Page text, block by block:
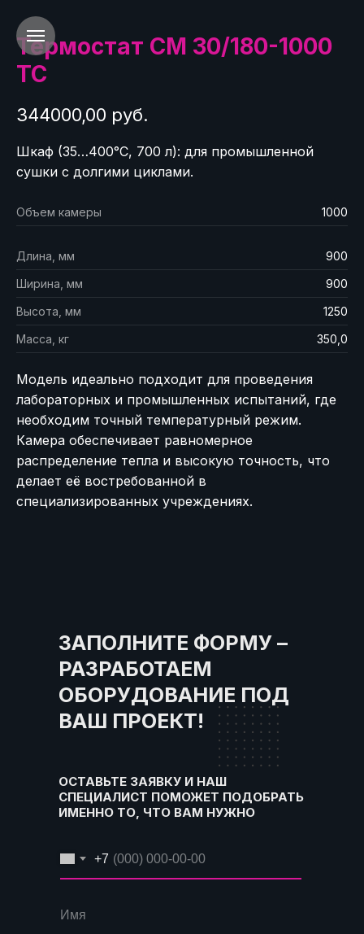
Термостат СМ 30/180-1000
ТС
344000,00 руб.
Шкаф (35…400°C, 700 л): для промышленной
сушки с долгими циклами.
Объем камеры 1000
Длина, мм
900
Ширина, мм
900
Высота, мм
1250
Масса, кг
350,0
Модель идеально подходит для проведения
лабораторных и промышленных испытаний, где
необходим точный температурный режим.
Камера обеспечивает равномерное
распределение тепла и высокую точность, что
делает её востребованной в
специализированных учреждениях.
+7
ОСТАВЬТЕ ЗАЯВКУ И НАШ
СПЕЦИАЛИСТ ПОМОЖЕТ ПОДОБРАТЬ
ИМЕННО ТО, ЧТО ВАМ НУЖНО
ЗАПОЛНИТЕ ФОРМУ –
РАЗРАБОТАЕМ
ОБОРУДОВАНИЕ ПОД
ВАШ ПРОЕКТ!